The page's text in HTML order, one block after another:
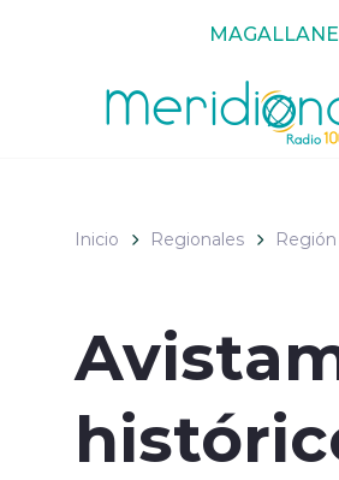
Inicio Regionales